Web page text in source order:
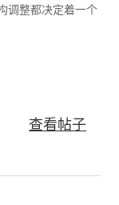
调整都决定着一个
查看帖子